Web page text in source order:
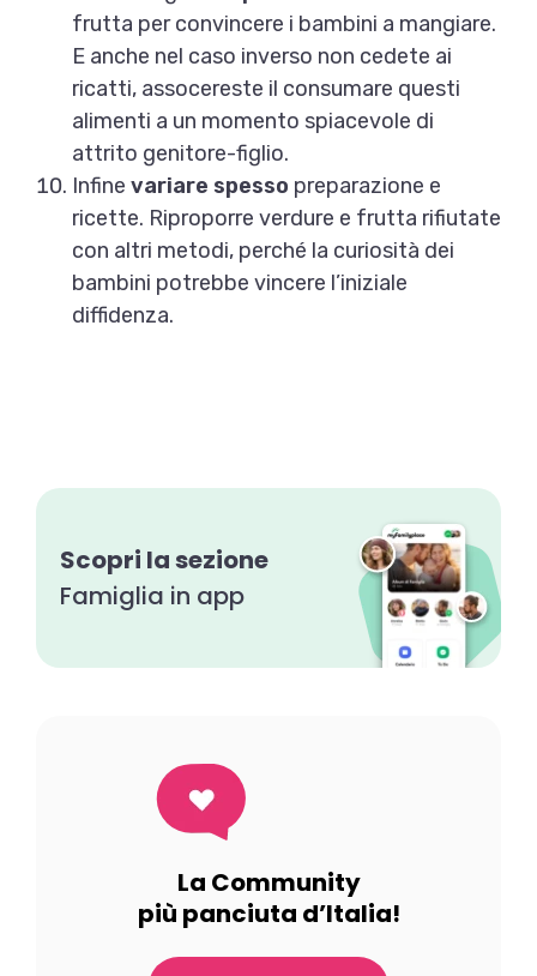
frutta per convincere i bambini a mangiare.
E anche nel caso inverso non cedete ai
ricatti, assocereste il consumare questi
alimenti a un momento spiacevole di
attrito genitore-figlio.
Infine variare spesso preparazione e
ricette. Riproporre verdure e frutta rifiutate
con altri metodi, perché la curiosità dei
bambini potrebbe vincere l’iniziale
diffidenza.
Scopri la sezione
Famiglia in app
La Community
più panciuta d’Italia!